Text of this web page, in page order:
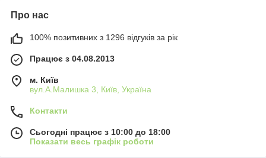
Про нас
100% позитивних з 1296 відгуків за рік
Працює з 04.08.2013
м. Київ
вул.А.Малишка 3, Київ, Україна
Контакти
Сьогодні працює з 10:00 до 18:00
Показати весь графік роботи